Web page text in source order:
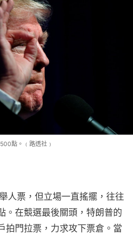
點。﹙路透社﹚
人票，但立場一直搖擺，往往
。在競選最後關頭，特朗普的
拍門拉票，力求攻下票倉。當